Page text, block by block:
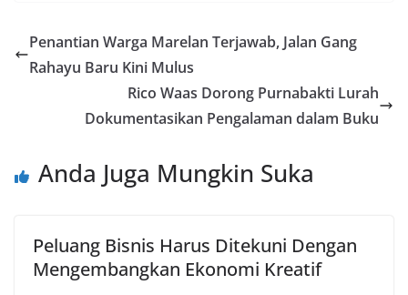
Penantian Warga Marelan Terjawab, Jalan Gang
Rahayu Baru Kini Mulus
Rico Waas Dorong Purnabakti Lurah
Dokumentasikan Pengalaman dalam Buku
Anda Juga Mungkin Suka
Peluang Bisnis Harus Ditekuni Dengan
Mengembangkan Ekonomi Kreatif